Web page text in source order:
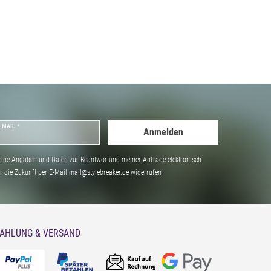
MAIL *
Anmelden
Angaben und Daten zur Beantwortung meiner Anfrage elektronisch
Zukunft per E-Mail mail@stylebreaker.de widerrufen
& VERSAND